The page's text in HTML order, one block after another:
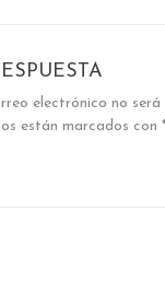
electrónico no
están marcados con